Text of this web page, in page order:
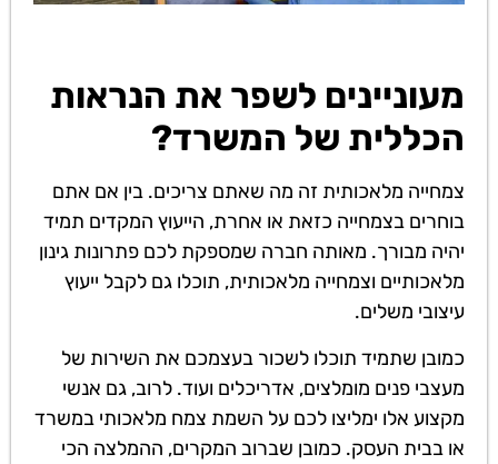
מעוניינים לשפר את הנראות
הכללית של המשרד?
צמחייה מלאכותית זה מה שאתם צריכים. בין אם אתם
בוחרים בצמחייה כזאת או אחרת, הייעוץ המקדים תמיד
יהיה מבורך. מאותה חברה שמספקת לכם פתרונות גינון
מלאכותיים וצמחייה מלאכותית, תוכלו גם לקבל ייעוץ
עיצובי משלים.
כמובן שתמיד תוכלו לשכור בעצמכם את השירות של
מעצבי פנים מומלצים, אדריכלים ועוד. לרוב, גם אנשי
מקצוע אלו ימליצו לכם על השמת צמח מלאכותי במשרד
או בבית העסק. כמובן שברוב המקרים, ההמלצה הכי